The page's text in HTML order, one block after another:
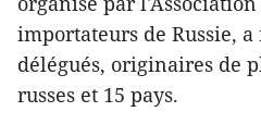
importateurs de Russie,
délégués, originaires de
russes et 15 pays.